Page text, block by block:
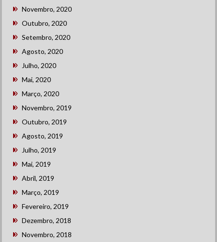
Novembro, 2020
Outubro, 2020
Setembro, 2020
Agosto, 2020
Julho, 2020
Mai, 2020
Março, 2020
Novembro, 2019
Outubro, 2019
Agosto, 2019
Julho, 2019
Mai, 2019
Abril, 2019
Março, 2019
Fevereiro, 2019
Dezembro, 2018
Novembro, 2018